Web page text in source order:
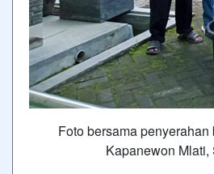
Foto bersama
Kapanewon Mlati,